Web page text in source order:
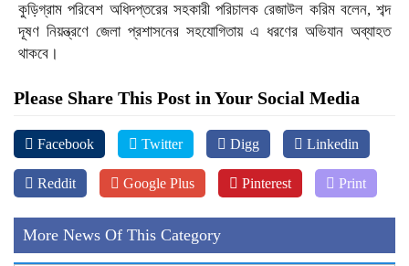
কুড়িগ্রাম পরিবেশ অধিদপ্তরের সহকারী পরিচালক রেজাউল করিম বলেন, শব্দ
দূষণ নিয়ন্ত্রণে জেলা প্রশাসনের সহযোগিতায় এ ধরণের অভিযান অব্যাহত
থাকবে।
Please Share This Post in Your Social Media
Facebook Twitter Digg Linkedin
Reddit Google Plus Pinterest Print
More News Of This Category